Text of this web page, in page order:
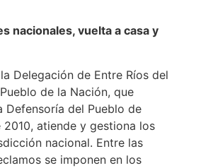
nacionales, vuelta a casa y
Delegación de Entre Ríos del
de la Nación, que
Defensoría del Pueblo de
2010, atiende y gestiona los
nacional. Entre las
se imponen en los